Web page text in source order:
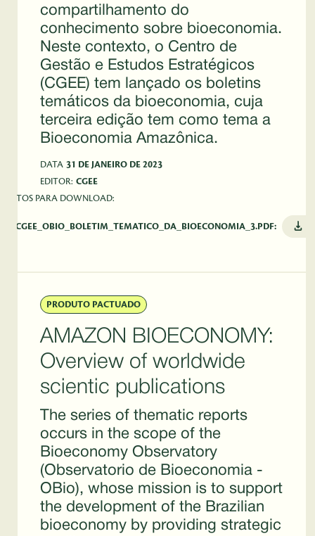
compartilhamento do
conhecimento sobre bioeconomia.
Neste contexto, o Centro de
Gestão e Estudos Estratégicos
(CGEE) tem lançado os boletins
temáticos da bioeconomia, cuja
terceira edição tem como tema a
Bioeconomia Amazônica.
DATA 31 DE JANEIRO DE 2023
EDITOR: CGEE
PARA DOWNLOAD:
PRODUTO PACTUADO
AMAZON BIOECONOMY:
Overview of worldwide
scientic publications
The series of thematic reports
occurs in the scope of the
Bioeconomy Observatory
(Observatorio de Bioeconomia -
OBio), whose mission is to support
the development of the Brazilian
bioeconomy by providing strategic